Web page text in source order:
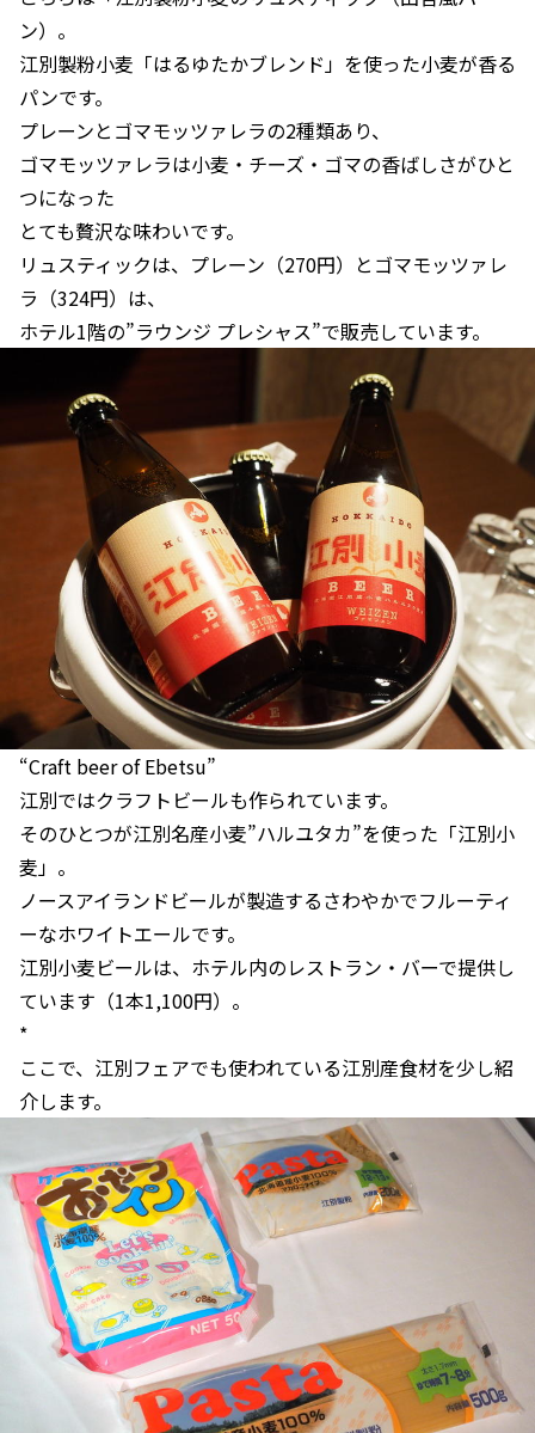
ン）。
江別製粉小麦「はるゆたかブレンド」を使った小麦が香る
パンです。
プレーンとゴマモッツァレラの2種類あり、
ゴマモッツァレラは小麦・チーズ・ゴマの香ばしさがひと
つになった
とても贅沢な味わいです。
リュスティックは、プレーン（270円）とゴマモッツァレ
ラ（324円）は、
ホテル1階の”ラウンジ プレシャス”で販売しています。
“Craft beer of Ebetsu”
江別ではクラフトビールも作られています。
そのひとつが江別名産小麦”ハルユタカ”を使った「江別小
麦」。
ノースアイランドビールが製造するさわやかでフルーティ
ーなホワイトエールです。
江別小麦ビールは、ホテル内のレストラン・バーで提供し
ています（1本1,100円）。
*
ここで、江別フェアでも使われている江別産食材を少し紹
介します。